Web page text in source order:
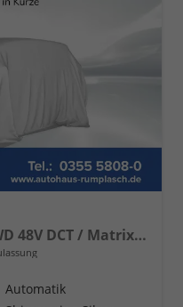
Comfort Plus 1.6 T-GDI 4WD 48V DCT / Matrix-LED Pano-Dach ACC Shz hi + vo Teilleder Alu 18"
Automatik